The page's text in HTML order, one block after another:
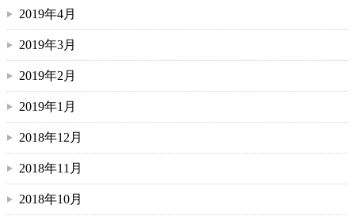
2019年4月
2019年3月
2019年2月
2019年1月
2018年12月
2018年11月
2018年10月